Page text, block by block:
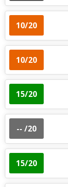
10/20
10/20
15/20
-- /20
15/20